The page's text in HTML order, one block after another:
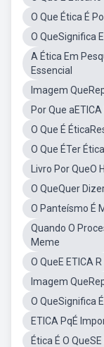
O Que Ética É
O QueSignifica
A Ética Em
Essencial
Imagem
Por Que
O Que É
O Que ÉTer Ética
Livro Por
O QueQuer
O Panteísmo É
Quando O
Meme
O QueE ETICA R
Imagem
O QueSignifica
ETICA PqÉ
Ética É O QueSE